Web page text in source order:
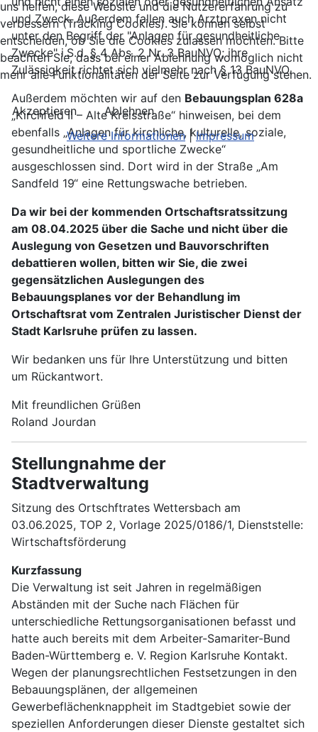
und Zweck. Außerdem fallen auch Arztpraxen nicht
unter den Begriff der "Anlagen für gesundheitliche
Zwecke" i.S.d. § 4 Abs. 2 Nr. 3 BauNVO; ihre
Zulässigkeit richtet sich vielmehr nach § 13 BauNVO.
Außerdem möchten wir auf den Bebauungsplan 628a
„Kirchfeld II – Alte Kreisstraße“ hinweisen, bei dem
ebenfalls „Anlagen für kirchliche, kulturelle, soziale,
gesundheitliche und sportliche Zwecke“
ausgeschlossen sind. Dort wird in der Straße „Am
Sandfeld 19“ eine Rettungswache betrieben.
Da wir bei der kommenden Ortschaftsratssitzung
am 08.04.2025 über die Sache und nicht über die
Auslegung von Gesetzen und Bauvorschriften
debattieren wollen, bitten wir Sie, die zwei
gegensätzlichen Auslegungen des
Bebauungsplanes vor der Behandlung im
Ortschaftsrat vom Zentralen Juristischer Dienst der
Stadt Karlsruhe prüfen zu lassen.
Wir bedanken uns für Ihre Unterstützung und bitten
um Rückantwort.
Mit freundlichen Grüßen
Roland Jourdan
Stellungnahme der
Stadtverwaltung
Sitzung des Ortschftrates Wettersbach am
03.06.2025, TOP 2, Vorlage 2025/0186/1, Dienststelle:
Wirtschaftsförderung
Kurzfassung
Die Verwaltung ist seit Jahren in regelmäßigen
Abständen mit der Suche nach Flächen für
unterschiedliche Rettungsorganisationen befasst und
hatte auch bereits mit dem Arbeiter-Samariter-Bund
Baden-Württemberg e. V. Region Karlsruhe Kontakt.
Wegen der planungsrechtlichen Festsetzungen in den
Bebauungsplänen, der allgemeinen
Gewerbeflächenknappheit im Stadtgebiet sowie der
speziellen Anforderungen dieser Dienste gestaltet sich
uns helfen, diese Website und die Nutzererfahrung zu
verbessern (Tracking Cookies). Sie können selbst
entscheiden, ob Sie die Cookies zulassen möchten. Bitte
beachten Sie, dass bei einer Ablehnung womöglich nicht
mehr alle Funktionalitäten der Seite zur Verfügung stehen.
Akzeptieren
Ablehnen
Weitere Informationen|Impressum